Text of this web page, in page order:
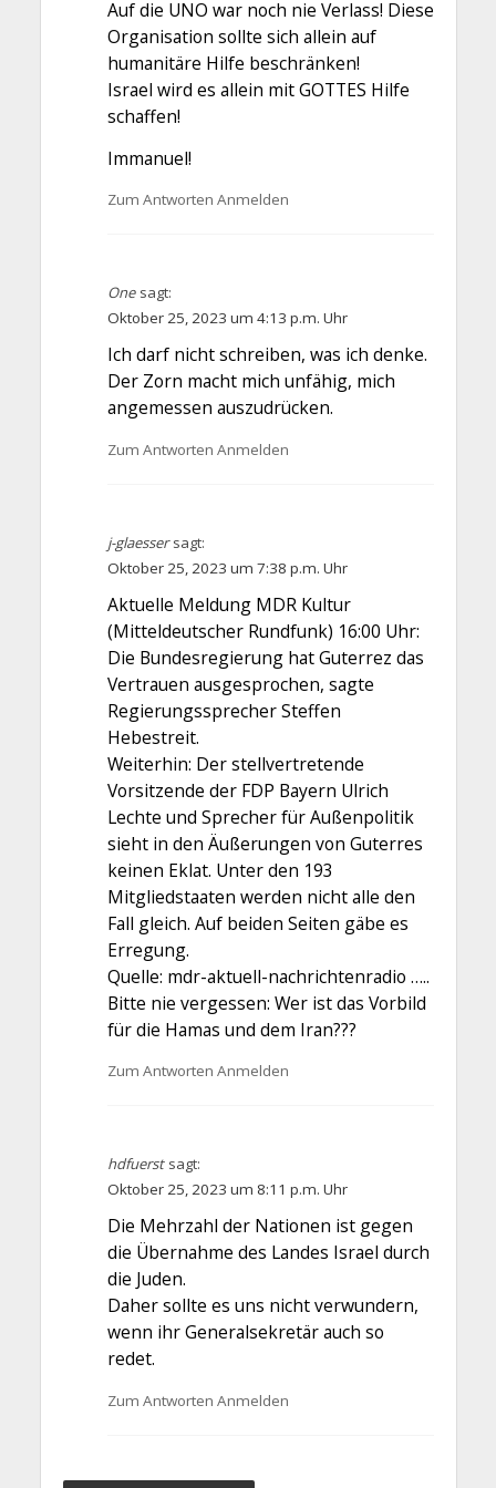
Auf die UNO war noch nie Verlass! Diese
Organisation sollte sich allein auf
humanitäre Hilfe beschränken!
Israel wird es allein mit GOTTES Hilfe
schaffen!
Immanuel!
Zum Antworten Anmelden
One sagt:
Oktober 25, 2023 um 4:13 p.m. Uhr
Ich darf nicht schreiben, was ich denke.
Der Zorn macht mich unfähig, mich
angemessen auszudrücken.
Zum Antworten Anmelden
j-glaesser sagt:
Oktober 25, 2023 um 7:38 p.m. Uhr
Aktuelle Meldung MDR Kultur
(Mitteldeutscher Rundfunk) 16:00 Uhr:
Die Bundesregierung hat Guterrez das
Vertrauen ausgesprochen, sagte
Regierungssprecher Steffen
Hebestreit.
Weiterhin: Der stellvertretende
Vorsitzende der FDP Bayern Ulrich
Lechte und Sprecher für Außenpolitik
sieht in den Äußerungen von Guterres
keinen Eklat. Unter den 193
Mitgliedstaaten werden nicht alle den
Fall gleich. Auf beiden Seiten gäbe es
Erregung.
Quelle: mdr-aktuell-nachrichtenradio …..
Bitte nie vergessen: Wer ist das Vorbild
für die Hamas und dem Iran???
Zum Antworten Anmelden
hdfuerst sagt:
Oktober 25, 2023 um 8:11 p.m. Uhr
Die Mehrzahl der Nationen ist gegen
die Übernahme des Landes Israel durch
die Juden.
Daher sollte es uns nicht verwundern,
wenn ihr Generalsekretär auch so
redet.
Zum Antworten Anmelden